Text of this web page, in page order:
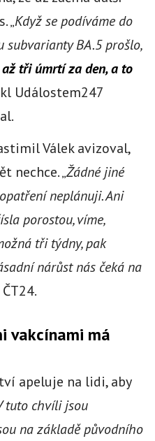
„Když se podíváme do
subvarianty BA.5 prošlo,
tři úmrtí za den, a to
Událostem247
Válek avizoval,
nechce. „Žádné jiné
neplánuji. Ani
porostou, víme,
tři týdny, pak
nárůst nás čeká na
vakcínami má
apeluje na lidi, aby
tuto chvíli jsou
na základě původního